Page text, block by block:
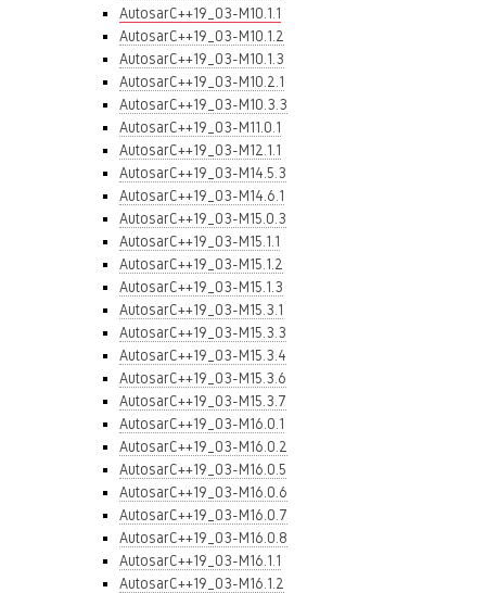
AutosarC++19_03-M10.1.1
AutosarC++19_03-M10.1.2
AutosarC++19_03-M10.1.3
AutosarC++19_03-M10.2.1
AutosarC++19_03-M10.3.3
AutosarC++19_03-M11.0.1
AutosarC++19_03-M12.1.1
AutosarC++19_03-M14.5.3
AutosarC++19_03-M14.6.1
AutosarC++19_03-M15.0.3
AutosarC++19_03-M15.1.1
AutosarC++19_03-M15.1.2
AutosarC++19_03-M15.1.3
AutosarC++19_03-M15.3.1
AutosarC++19_03-M15.3.3
AutosarC++19_03-M15.3.4
AutosarC++19_03-M15.3.6
AutosarC++19_03-M15.3.7
AutosarC++19_03-M16.0.1
AutosarC++19_03-M16.0.2
AutosarC++19_03-M16.0.5
AutosarC++19_03-M16.0.6
AutosarC++19_03-M16.0.7
AutosarC++19_03-M16.0.8
AutosarC++19_03-M16.1.1
AutosarC++19_03-M16.1.2